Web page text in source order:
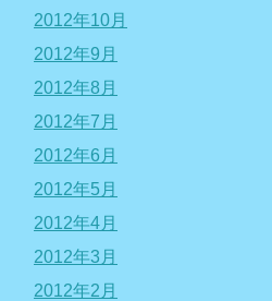
2012年10月
2012年9月
2012年8月
2012年7月
2012年6月
2012年5月
2012年4月
2012年3月
2012年2月